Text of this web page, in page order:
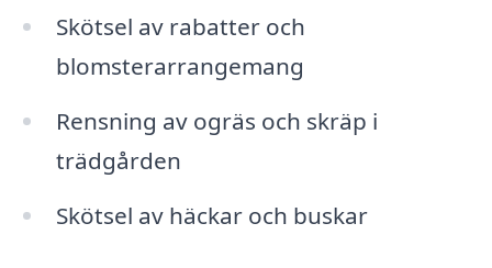
Skötsel av rabatter och
blomsterarrangemang
Rensning av ogräs och skräp i
trädgården
Skötsel av häckar och buskar